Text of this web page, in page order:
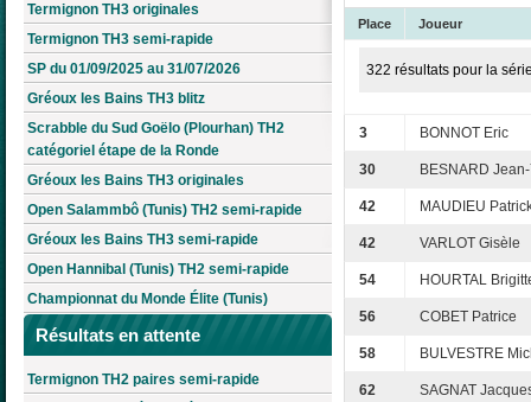
Termignon TH3 originales
Termignon TH3 semi-rapide
SP du 01/09/2025 au 31/07/2026
Gréoux les Bains TH3 blitz
Scrabble du Sud Goëlo (Plourhan) TH2
catégoriel étape de la Ronde
Gréoux les Bains TH3 originales
Open Salammbô (Tunis) TH2 semi-rapide
Gréoux les Bains TH3 semi-rapide
Open Hannibal (Tunis) TH2 semi-rapide
Championnat du Monde Élite (Tunis)
Résultats en attente
Termignon TH2 paires semi-rapide
Place Joueur
322 résultats pour la
3 BONNOT Eric
30 BESNARD
42 MAUDIEU
42 VARLOT Gisèle
54 HOURTAL
56 COBET Patrice
58 BULVESTRE
62 SAGNAT